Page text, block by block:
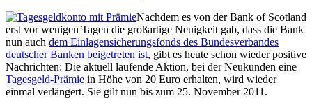
Nachdem es von der Bank of Scotland
erst vor wenigen Tagen die großartige Neuigkeit gab, dass die Bank
nun auch dem Einlagensicherungsfonds des Bundesverbandes
deutscher Banken beigetreten ist, gibt es heute schon wieder positive
Nachrichten: Die aktuell laufende Aktion, bei der Neukunden eine
Tagesgeld-Prämie in Höhe von 20 Euro erhalten, wird wieder
einmal verlängert. Sie gilt nun bis zum 25. November 2011.